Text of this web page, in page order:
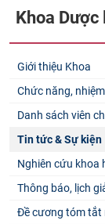
Khoa
Giới thiệu Khoa
Chức năng,
Danh sách viên
Tin tức & Sự kiện
Nghiên cứu khoa
Thông báo, lịch
Đề cương tóm tắt